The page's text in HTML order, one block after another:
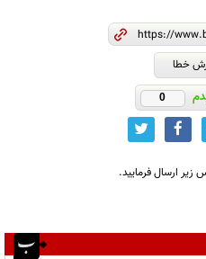
خطا
0
زیر ارسال فرمایید.